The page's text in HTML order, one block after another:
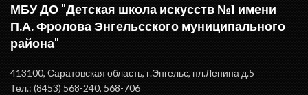
МБУ ДО "Детская школа искусств №1 имени
П.А. Фролова Энгельсского муниципального
района"
413100, Саратовская область, г.Энгельс, пл.Ленина д.5
Тел.: (8453) 568-240, 568-706